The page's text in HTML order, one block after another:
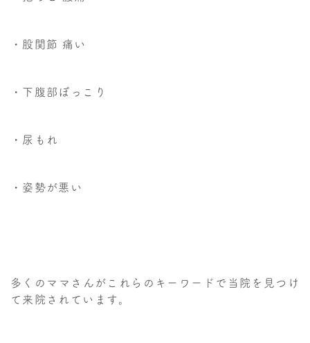
・股関節 痛い
・下腹部ぽっこり
・尿もれ
・姿勢が悪い
多くのママさんがこれらのキーワードで当院を見つけ
て来院されています。